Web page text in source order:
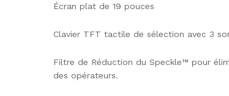
Écran plat de 19 pouces
Clavier TFT tactile de sélection avec 3
Filtre de Réduction du Speckle™ pour
des opérateurs.